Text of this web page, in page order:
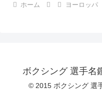
ホーム ヨーロッパ
ボクシング 選手
© 2015 ボクシング 選